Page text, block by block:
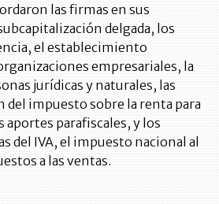
las firmas en sus
delgada, los
el establecimiento
empresariales, la
jurídicas y naturales, las
del impuesto sobre la renta para
aportes parafiscales, y los
del IVA, el impuesto nacional al
a las ventas.